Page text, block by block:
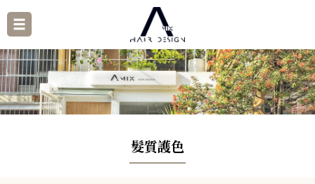
髮質護色